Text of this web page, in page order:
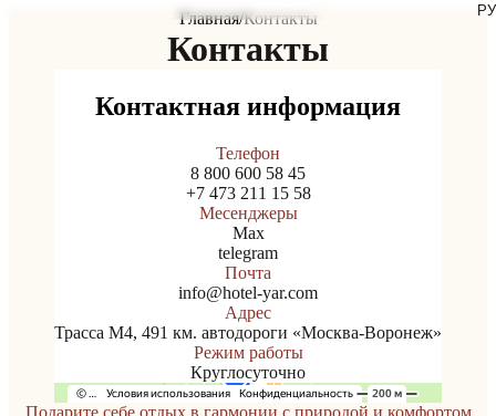
РУ
Главная/Контакты
Контакты
Контактная информация
Телефон
8 800 600 58 45
+7 473 211 15 58
Месенджеры
Max
telegram
Почта
info@hotel-yar.com
Адрес
Трасса М4, 491 км. автодороги «Москва-Воронеж»
Режим работы
Круглосуточно
Открыть карту в Яндекс.Картах
Подарите себе отдых в гармонии с природой и комфортом